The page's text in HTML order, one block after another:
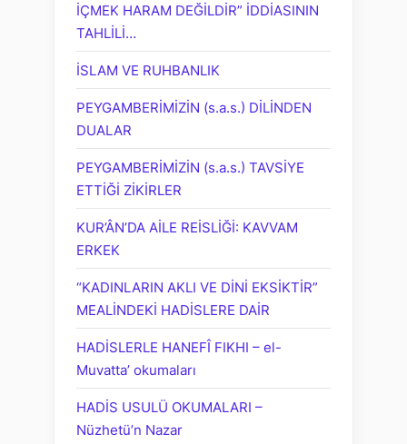
İÇMEK HARAM DEĞİLDİR” İDDİASININ
TAHLİLİ…
İSLAM VE RUHBANLIK
PEYGAMBERİMİZİN (s.a.s.) DİLİNDEN
DUALAR
PEYGAMBERİMİZİN (s.a.s.) TAVSİYE
ETTİĞİ ZİKİRLER
KUR’ÂN’DA AİLE REİSLİĞİ: KAVVAM
ERKEK
“KADINLARIN AKLI VE DİNİ EKSİKTİR”
MEALİNDEKİ HADİSLERE DAİR
HADİSLERLE HANEFÎ FIKHI – el-
Muvatta’ okumaları
HADİS USULÜ OKUMALARI –
Nüzhetü’n Nazar